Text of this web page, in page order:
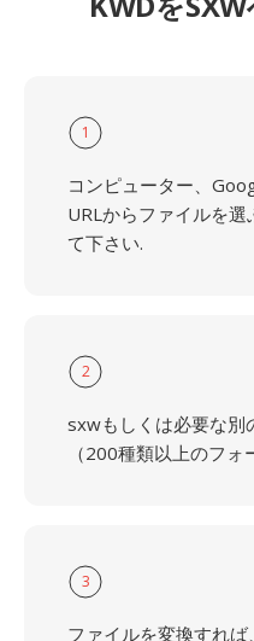
1
コンピューター、
URLからファイルを
て下さい.
2
sxwもしくは必要な別
（200種類以上のフォ
3
ファイルを変換すれ